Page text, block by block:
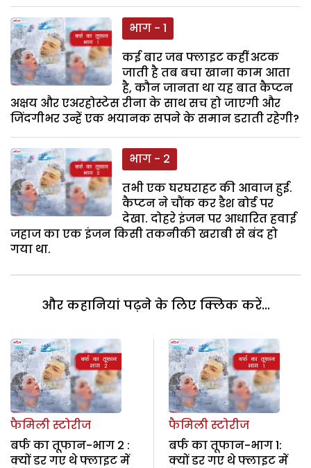
भाग - 1
कई बार जब फ्लाइट कहीं अटक
जाती है तब बचा खाना काम आता
है, कौन जानता था यह बात कैप्टन
अक्षय और एअरहोस्टेस रीना के साथ सच हो जाएगी और
जिंदगीभर उन्हें एक भयानक सपने के समान डराती रहेगी?
भाग - 2
तभी एक घरघराहट की आवाज हुई.
कैप्टन ने चौंक कर डैश बोर्ड पर
देखा. दोहरे इंजन पर आधारित हवाई
जहाज का एक इंजन किसी तकनीकी खराबी से बंद हो
गया था.
और कहानियां पढ़ने के लिए क्लिक करें...
फैमिली स्टोरीज
बर्फ का तूफान-भाग 2 :
क्यों डर गए थे फ्लाइट में
फैमिली स्टोरीज
बर्फ का तूफान-भाग 1:
क्यों डर गए थे फ्लाइट में